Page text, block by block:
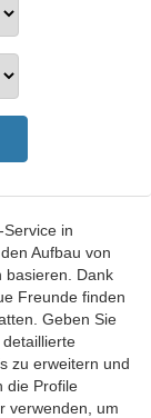
in
Aufbau von
basieren. Dank
Freunde finden
Geben Sie
zu erweitern und
die Profile
verwenden, um